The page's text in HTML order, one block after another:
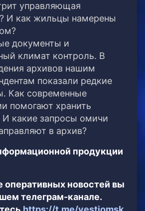
управляющая
И как жильцы намерены
документы и
климат контроль. В
архивов нашим
показали редкие
Как современные
помогают хранить
И какие запросы омичи
в архив?
продукции
новостей вы
телеграм-канале.